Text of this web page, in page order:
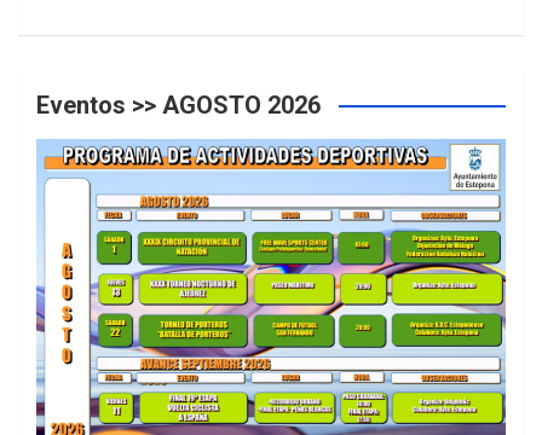
Eventos >> AGOSTO 2026